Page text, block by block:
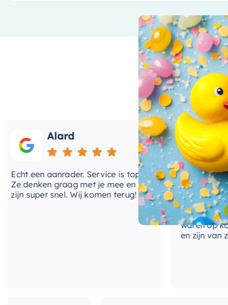
Uitzonderlijk gebruiksgemak
Niet alleen zorgt deze kraan voor een esthetische
uitzonderlijk gebruiksgemak. De draaibare uitloop
waterstroom te richten waar je deze nodig hebt,
ruimte onder de kraan. Het gebruiksgemak wordt
bediening, waardoor je moeiteloos de
Of je nu je badkamer renoveert of een nieuwe
is de perfecte keuze. Met zijn
deze kraan ongetwijfeld een aanvulling zijn op elke
Alard
een aanrader. Service is top!
denken graag met je mee en
super snel. Wij komen terug!
Roos
Onlangs heb ik
kranen van
BadenVloer. Ik
prijzen
bood de
waren op korte
en zijn van